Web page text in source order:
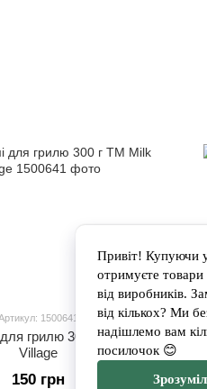
1500641
грилю 300 г ТМ Milk
Village
150 грн